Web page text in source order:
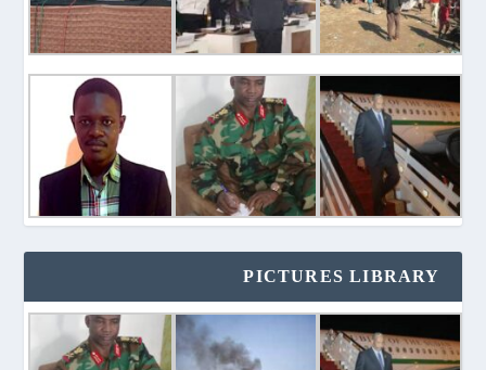
PICTURES LIBRARY